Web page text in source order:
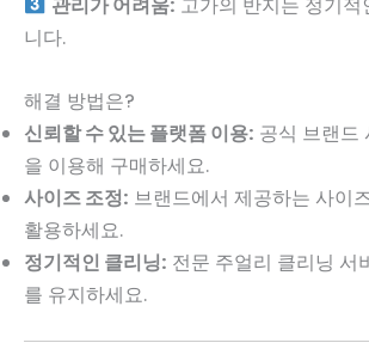
니다.
해결 방법은?
신뢰할 수 있는 플랫폼 이용: 공식 브랜드
을 이용해 구매하세요.
사이즈 조정: 브랜드에서 제공하는 사이
활용하세요.
정기적인 클리닝: 전문 주얼리 클리닝 서
를 유지하세요.